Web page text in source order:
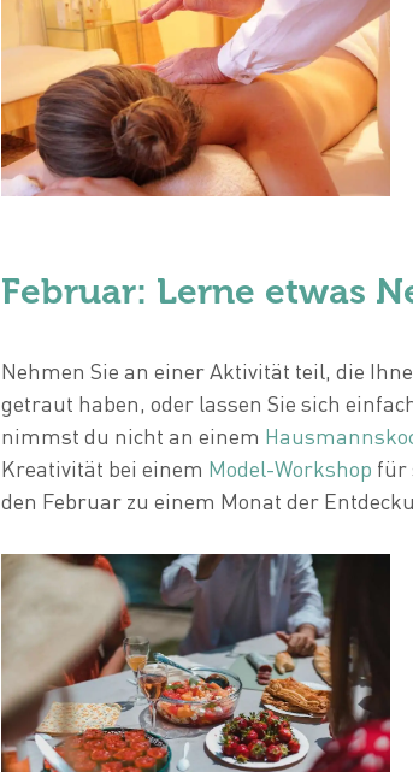
Februar: Lerne etwas
Nehmen Sie an einer Aktivität teil, die
getraut haben, oder lassen Sie sich
nimmst du nicht an einem
Kreativität bei einem Model-Workshop für
den Februar zu einem Monat der